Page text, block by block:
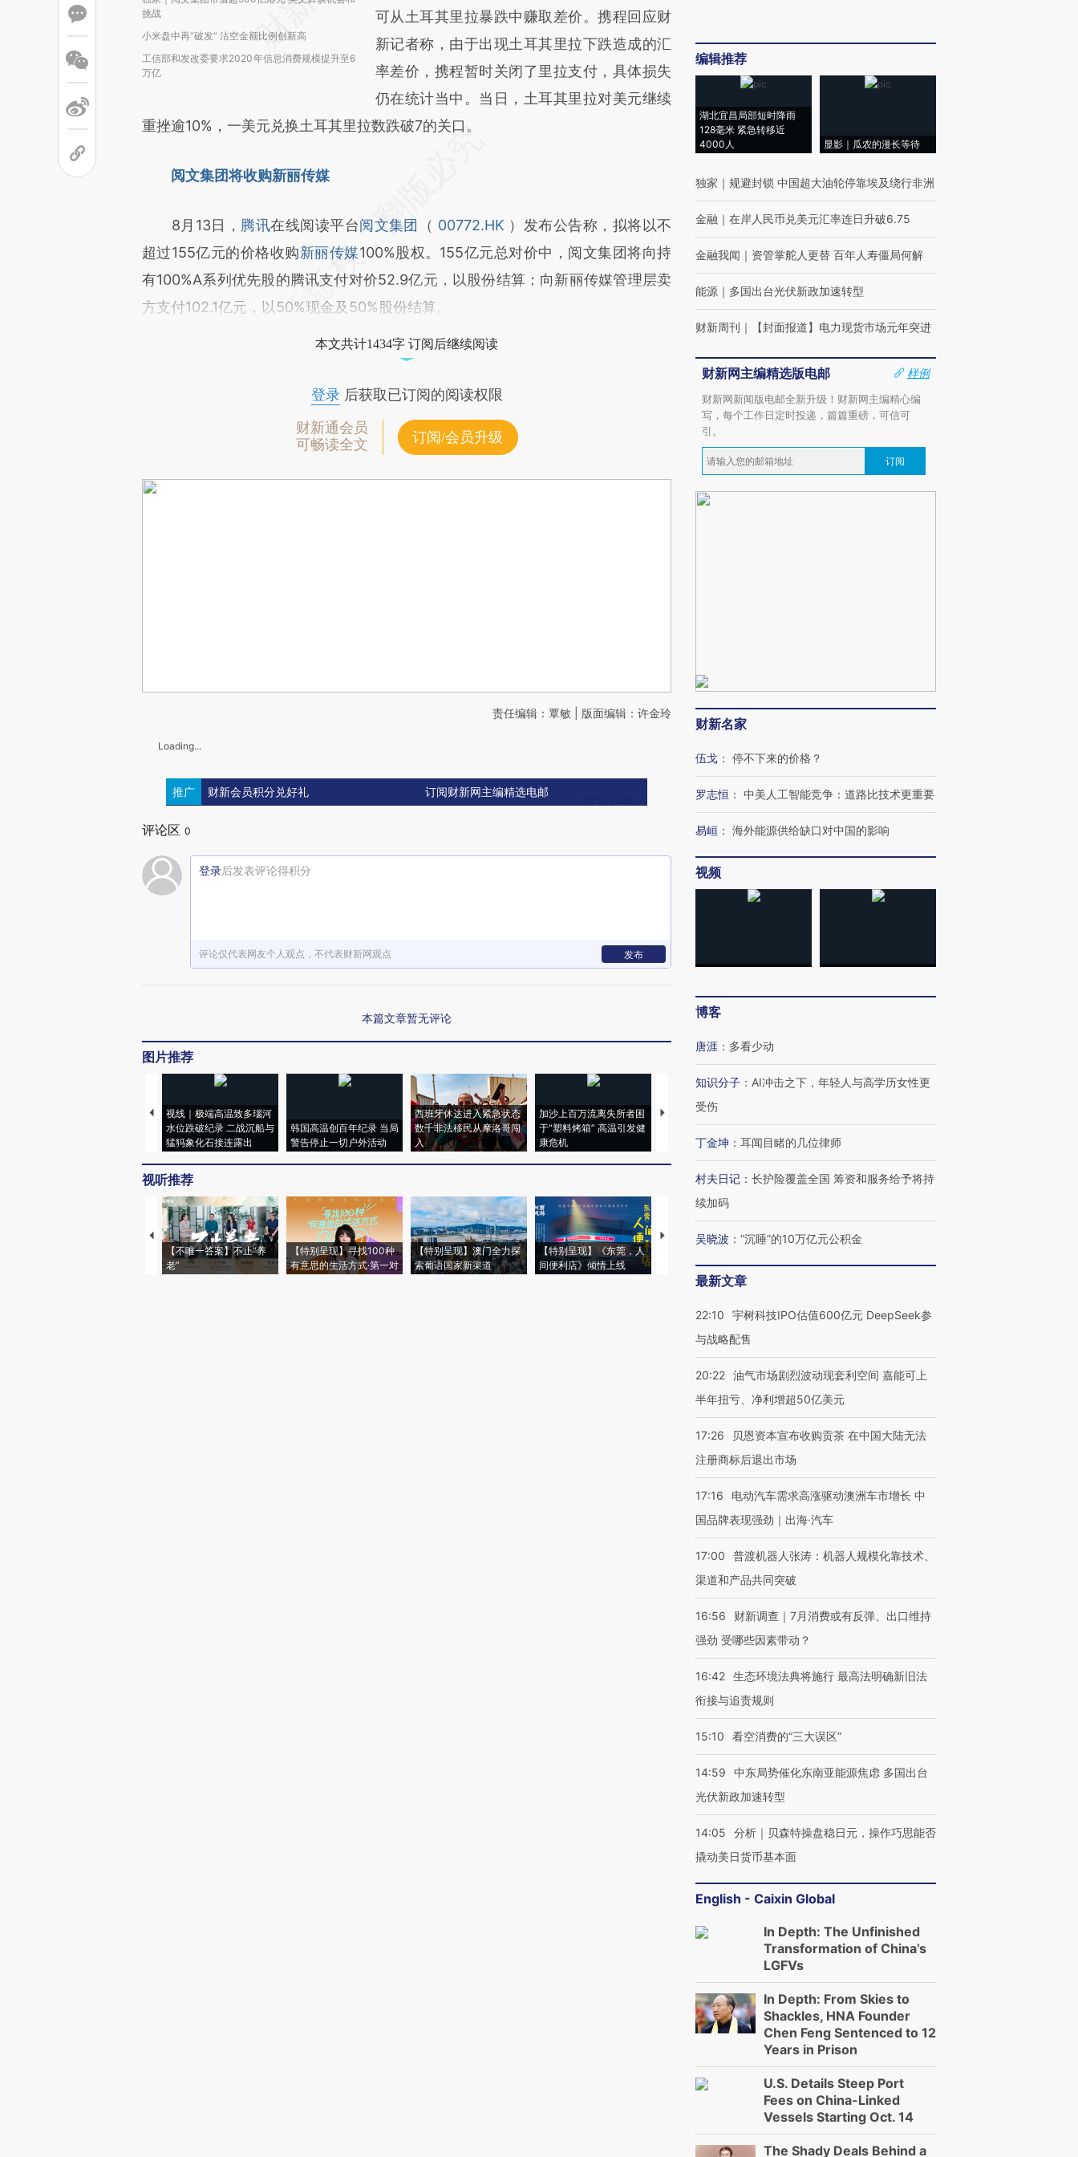
挑战
小米盘中再“破发” 沽空金额比例创新高
工信部和发改委要求2020年信息消费规模提升至6
万亿
可从土耳其里拉暴跌中赚取差价。携程回应财
新记者称，由于出现土耳其里拉下跌造成的汇
率差价，携程暂时关闭了里拉支付，具体损失
仍在统计当中。当日，土耳其里拉对美元继续
重挫逾10%，一美元兑换土耳其里拉数跌破7的关口。
阅文集团将收购新丽传媒
8月13日， 腾讯在线阅读平台阅文集团 （ 00772.HK ）发布公告称，拟将以不
超过155亿元的价格收购新丽传媒100%股权。155亿元总对价中，阅文集团将向持
有100%A系列优先股的腾讯支付对价52.9亿元，以股份结算；向新丽传媒管理层卖
方支付102.1亿元，以50%现金及50%股份结算。
本文共计1434字 订阅后继续阅读
登录后获取已订阅的阅读权限
财新通会员
可畅读全文
订阅/会员升级
责任编辑：覃敏 | 版面编辑：许金玲
Loading...
推广 财新会员积分兑好礼 订阅财新网主编精选电邮
评论区 0
登录后发表评论得积分
评论仅代表网友个人观点，不代表财新网观点 发布
本篇文章暂无评论
图片推荐
视线｜极端高温致多瑙河
水位跌破纪录 二战沉船与
猛犸象化石接连露出
韩国高温创百年纪录 当局
警告停止一切户外活动
西班牙休达进入紧急状态
数千非法移民从摩洛哥闯
入
加沙上百万流离失所者困
于“塑料烤箱” 高温引发健
康危机
视线｜HYROX的吸金
术：是什么让中产们甘
心“花钱找虐”？
粒摇头丸 尿检体内含3种
毒品
度Z世代 用街头抗争将教
视听推荐
【不唯一答案】不止“养
老”
【特别呈现】寻找100种
有意思的生活方式·第一对
【特别呈现】澳门全力探
索葡语国家新渠道
【特别呈现】《东莞，人
间便利店》倾情上线
【推广】走进第四届链博
有意思的生活方式·第三对
住三大增长引擎是什么？
编辑推荐
湖北宜昌局部短时降雨
128毫米 紧急转移近
4000人
显影｜瓜农的漫长等待
独家 ｜ 规避封锁 中国超大油轮停靠埃及绕行非洲
金融 ｜ 在岸人民币兑美元汇率连日升破6.75
金融我闻 ｜ 资管掌舵人更替 百年人寿僵局何解
能源 ｜ 多国出台光伏新政加速转型
财新周刊 ｜ 【封面报道】电力现货市场元年突进
财新网主编精选版电邮
样例
财新网新闻版电邮全新升级！财新网主编精心编
写，每个工作日定时投递，篇篇重磅，可信可
引。
订阅
财新名家
伍戈 ： 停不下来的价格？
罗志恒 ： 中美人工智能竞争：道路比技术更重要
易峘 ： 海外能源供给缺口对中国的影响
视频
博客
唐涯 ： 多看少动
知识分子 ： AI冲击之下，年轻人与高学历女性更
受伤
丁金坤 ： 耳闻目睹的几位律师
村夫日记 ： 长护险覆盖全国 筹资和服务给予将持
续加码
吴晓波 ： “沉睡”的10万亿元公积金
最新文章
22:10
宇树科技IPO估值600亿元 DeepSeek参
与战略配售
20:22 油气市场剧烈波动现套利空间 嘉能可上
半年扭亏、净利增超50亿美元
17:26
贝恩资本宣布收购贡茶 在中国大陆无法
注册商标后退出市场
17:16
电动汽车需求高涨驱动澳洲车市增长 中
国品牌表现强劲｜出海·汽车
17:00
普渡机器人张涛：机器人规模化靠技术、
渠道和产品共同突破
16:56
财新调查｜7月消费或有反弹、出口维持
强劲 受哪些因素带动？
16:42 生态环境法典将施行 最高法明确新旧法
衔接与追责规则
15:10 看空消费的“三大误区”
14:59
中东局势催化东南亚能源焦虑 多国出台
光伏新政加速转型
14:05
分析｜贝森特操盘稳日元，操作巧思能否
撬动美日货币基本面
English - Caixin Global
In Depth: The Unfinished
Transformation of China’s
LGFVs
In Depth: From Skies to
Shackles, HNA Founder
Chen Feng Sentenced to 12
Years in Prison
U.S. Details Steep Port
Fees on China-Linked
Vessels Starting Oct. 14
The Shady Deals Behind a